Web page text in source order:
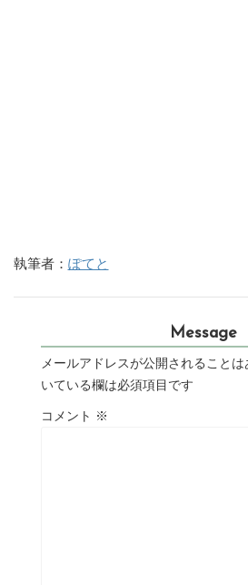
執筆者： ぽてと
Message
メールアドレスが公開されることは
いている欄は必須項目です
コメント ※